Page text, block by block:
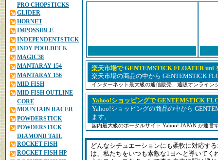
PRO CHOPSTICKS
GLIDER
HORNET
IMPOSSIBLE
INDEPENDENTSTICK
INDY POOLDECK
MAGIC38
MANTARAY 154
MANTARAY 156
MID FISH
MID FISH OUTLINE
CORE
MOUNTAIN RACER
POWDERSTICK
POWDERSTICK
DIAMOND TAIL
ROCKET FISH
ROCKET FISH HP
楽天市場で GENTEMSTICK FLOATER uni
楽天市場の商品の中から GENTEMSTICK
インターネット最大級の通信販売、通販オンライン
Yahoo!ショッピングで GENTEMSTICK
Yahoo!ショッピングの商品の中から
ます。
国内最大級のポータルサイト Yahoo! JAPAN が運営
どんなシチュエーションにも柔軟に対応す
は、私たちをいつも素敵な1日へと導いてく